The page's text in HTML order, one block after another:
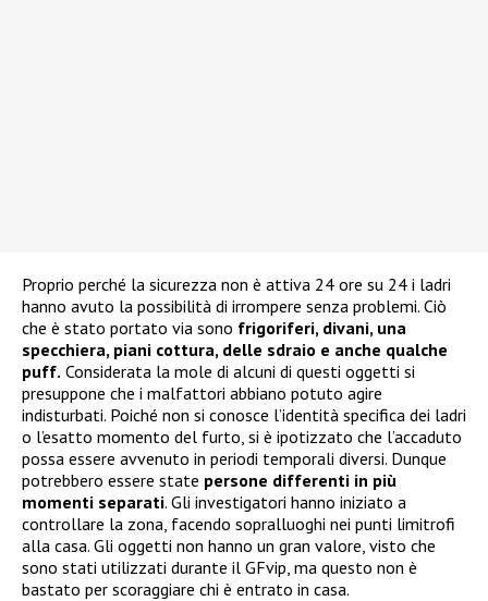
Proprio perché la sicurezza non è attiva 24 ore su 24 i ladri
hanno avuto la possibilità di irrompere senza problemi. Ciò
che è stato portato via sono frigoriferi, divani, una
specchiera, piani cottura, delle sdraio e anche qualche
puff. Considerata la mole di alcuni di questi oggetti si
presuppone che i malfattori abbiano potuto agire
indisturbati. Poiché non si conosce l’identità specifica dei ladri
o l’esatto momento del furto, si è ipotizzato che l’accaduto
possa essere avvenuto in periodi temporali diversi. Dunque
potrebbero essere state persone differenti in più
momenti separati. Gli investigatori hanno iniziato a
controllare la zona, facendo sopralluoghi nei punti limitrofi
alla casa. Gli oggetti non hanno un gran valore, visto che
sono stati utilizzati durante il GFvip, ma questo non è
bastato per scoraggiare chi è entrato in casa.